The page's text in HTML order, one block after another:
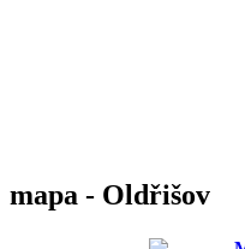
mapa - Oldřišov